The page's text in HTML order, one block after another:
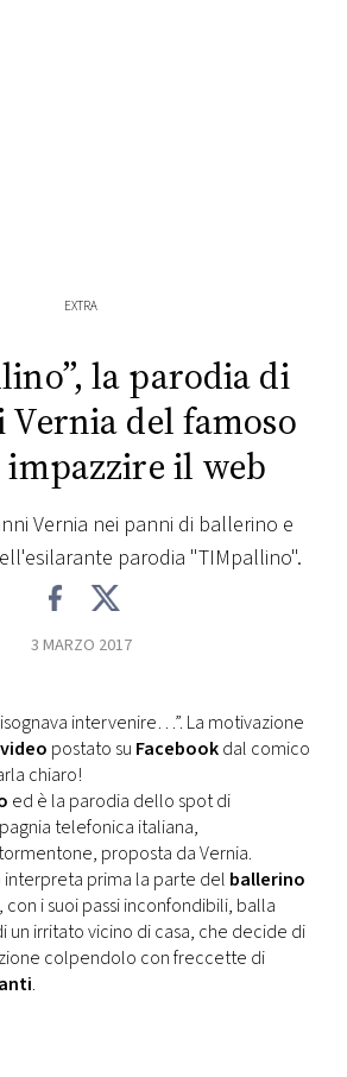
EXTRA
la parodia di
Vernia del famoso
impazzire il web
Vernia nei panni di ballerino e
parodia "TIMpallino".
3 MARZO 2017
intervenire…”. La motivazione
video postato su Facebookdal comico
chiaro!
ed è la parodia dello spot di
telefonica italiana,
proposta da Vernia.
prima la parte del ballerino
i suoi passi inconfondibili, balla
un irritato vicino di casa, che decide di
colpendolo con freccette di
.